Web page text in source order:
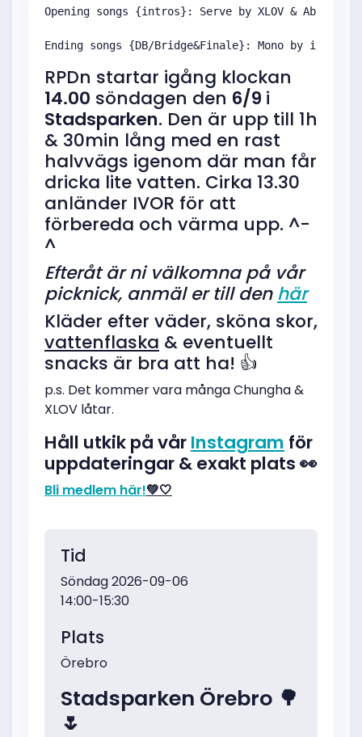
Opening songs {intros}: Serve by XLOV &
Ending songs {DB/Bridge&Finale}: Mono by i-dle &
RPDn startar igång klockan
14.00 söndagen den 6/9 i
Stadsparken. Den är upp till 1h
& 30min lång med en rast
halvvägs igenom där man får
dricka lite vatten. Cirka 13.30
anländer IVOR för att
förbereda och värma upp. ^-
^
Efteråt är ni välkomna på vår
picknick, anmäl er till denhär
Kläder efter väder, sköna skor,
vattenflaska & eventuellt
snacks är bra att ha! 👍
p.s. Det kommer vara många Chungha &
XLOV låtar.
Håll utkik på vårInstagram för
uppdateringar & exakt plats 👀
Bli medlem här!💚🤍
Tid
Söndag 2026-09-06
14:00-15:30
Plats
Örebro
Stadsparken Örebro 🌳
🌷